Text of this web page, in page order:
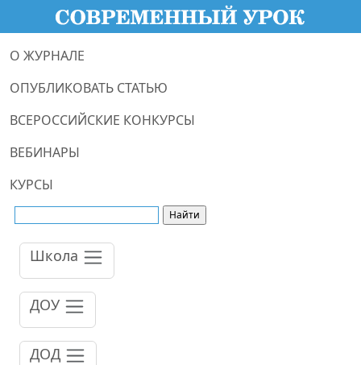
О ЖУРНАЛЕ
ОПУБЛИКОВАТЬ СТАТЬЮ
ВСЕРОССИЙСКИЕ КОНКУРСЫ
ВЕБИНАРЫ
КУРСЫ
Школа
ДОУ
ДОД